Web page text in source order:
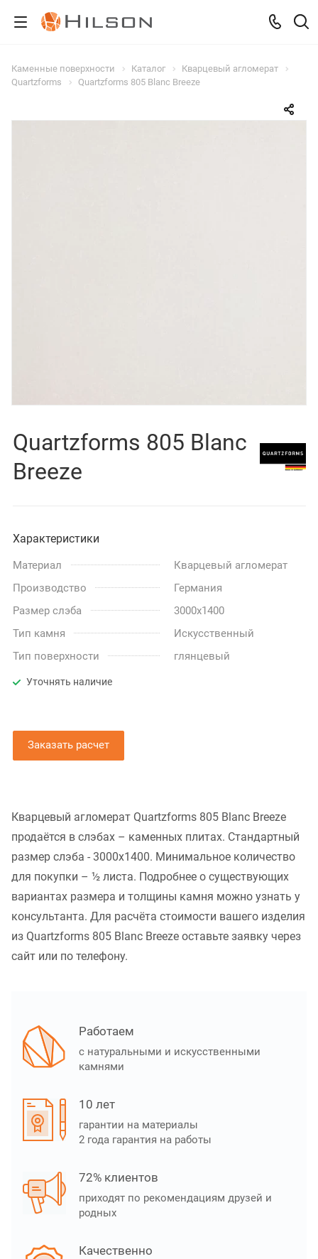
Каменные поверхности Каталог
Кварцевый агломерат
Quartzforms
Quartzforms 805 Blanc Breeze
Quartzforms 805 Blanc
Breeze
Характеристики
Материал
Кварцевый агломерат
Производство
Германия
Размер слэба
3000x1400
Тип камня
Искусственный
Тип поверхности
глянцевый
Уточнять наличие
Заказать расчет
Кварцевый агломерат Quartzforms 805 Blanc Breeze
продаётся в слэбах – каменных плитах. Стандартный
размер слэба - 3000x1400. Минимальное количество
для покупки – ½ листа. Подробнее о существующих
вариантах размера и толщины камня можно узнать у
консультанта. Для расчёта стоимости вашего изделия
из Quartzforms 805 Blanc Breeze оставьте заявку через
сайт или по телефону.
Работаем
с натуральными и искусственными
камнями
10 лет
гарантии на материалы
2 года гарантия на работы
72% клиентов
приходят по рекомендациям друзей и
родных
Качественно